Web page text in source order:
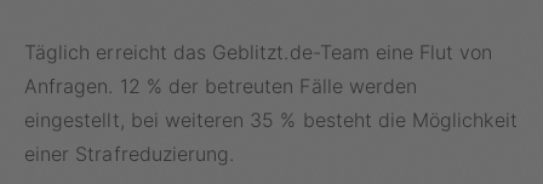
Täglich erreicht das Geblitzt.de-Team eine Flut von
Anfragen. 12 % der betreuten Fälle werden
eingestellt, bei weiteren 35 % besteht die Möglichkeit
einer Strafreduzierung.